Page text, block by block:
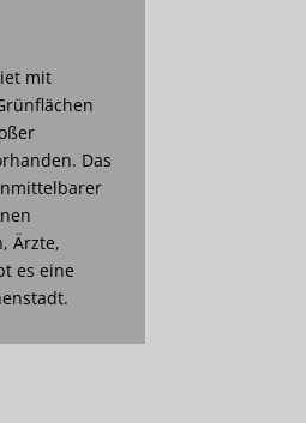
mit
Das
Ärzte,
es eine